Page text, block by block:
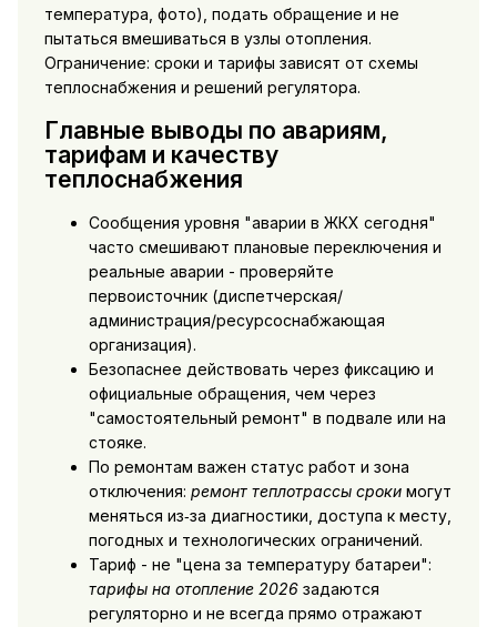
температура, фото), подать обращение и не
пытаться вмешиваться в узлы отопления.
Ограничение: сроки и тарифы зависят от схемы
теплоснабжения и решений регулятора.
Главные выводы по авариям,
тарифам и качеству
теплоснабжения
Сообщения уровня "аварии в ЖКХ сегодня"
часто смешивают плановые переключения и
реальные аварии - проверяйте
первоисточник (диспетчерская/
администрация/ресурсоснабжающая
организация).
Безопаснее действовать через фиксацию и
официальные обращения, чем через
"самостоятельный ремонт" в подвале или на
стояке.
По ремонтам важен статус работ и зона
отключения: ремонт теплотрассы срокимогут
меняться из‑за диагностики, доступа к месту,
погодных и технологических ограничений.
Тариф - не "цена за температуру батареи":
тарифы на отопление 2026задаются
регуляторно и не всегда прямо отражают